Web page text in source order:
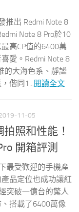
推出 Redmi Note 8
Note 8 Pro於10
高CP值的6400萬
愛。Redmi Note 8
的大海色系、靜謐
偕同1...閱讀全文
11-05
照和性能！
開箱評測
最受歡迎的手機產
品定位也成功讓紅
突破一億台的驚人
搭載了6400萬像